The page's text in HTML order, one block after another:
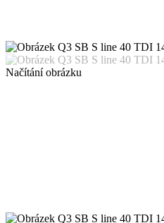
Načítání obrázku